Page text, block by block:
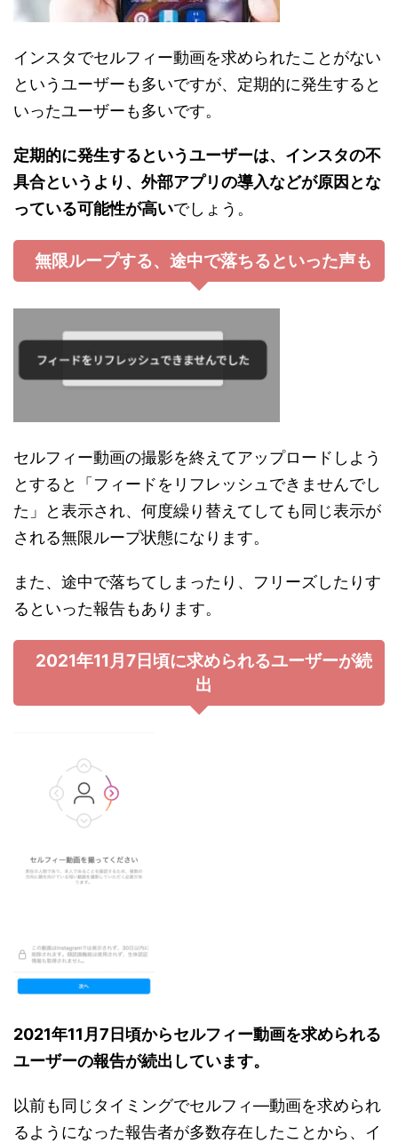
インスタでセルフィー動画を求められたことがない
というユーザーも多いですが、定期的に発生すると
いったユーザーも多いです。
定期的に発生するというユーザーは、インスタの不
具合というより、外部アプリの導入などが原因とな
っている可能性が高いでしょう。
無限ループする、途中で落ちるといった声も
セルフィー動画の撮影を終えてアップロードしよう
とすると「フィードをリフレッシュできませんでし
た」と表示され、何度繰り替えてしても同じ表示が
される無限ループ状態になります。
また、途中で落ちてしまったり、フリーズしたりす
るといった報告もあります。
2021年11月7日頃に求められるユーザーが続
出
2021年11月7日頃からセルフィー動画を求められる
ユーザーの報告が続出しています。
以前も同じタイミングでセルフィ―動画を求められ
るようになった報告者が多数存在したことから、イ